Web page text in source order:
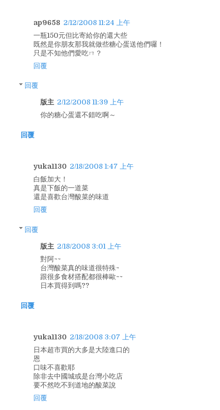
ap9658 2/12/2008 11:24 上午
一瓶150元但比寄給你的還大些
既然是你朋友那我就做些糖心蛋送他們囉！
只是不知他們愛吃ㄇ？
回覆
回覆
版主 2/12/2008 11:39 上午
你的糖心蛋還不錯吃啊～
回覆
yuka1130 2/18/2008 1:47 上午
白飯加大！
真是下飯的一道菜
還是喜歡台灣酸菜的味道
回覆
回覆
版主 2/18/2008 3:01 上午
對阿~~
台灣酸菜真的味道很特殊~
跟很多食材搭配都很棒歐~~
日本買得到嗎??
回覆
yuka1130 2/18/2008 3:07 上午
日本超市買的大多是大陸進口的
恩
口味不喜歡耶
除非去中國城或是台灣小吃店
要不然吃不到道地的酸菜說
回覆